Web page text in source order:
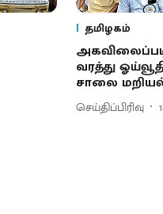
தமிழகம்
வரத்து
சாலை
செய்திப்பிரிவு